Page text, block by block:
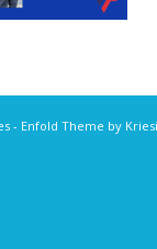
- Enfold Theme by Kriesi